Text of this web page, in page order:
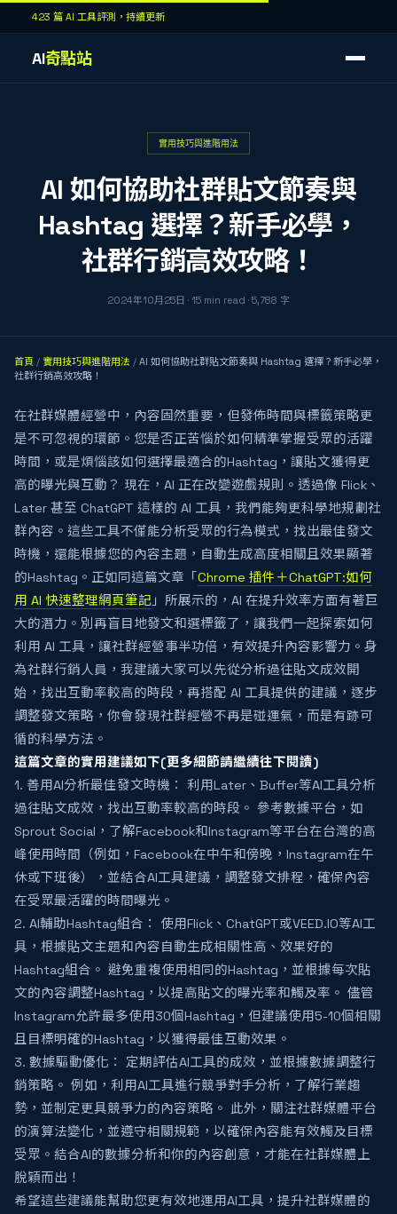
423 篇 AI 工具評測，持續更新
AI奇點站
實用技巧與進階用法
AI 如何協助社群貼文節奏與
Hashtag 選擇？新手必學，
社群行銷高效攻略！
2024年10月25日 · 15 min read · 5,788 字
首頁 / 實用技巧與進階用法 / AI 如何協助社群貼文節奏與 Hashtag 選擇？新手必學，
社群行銷高效攻略！
在社群媒體經營中，內容固然重要，但發佈時間與標籤策略更
是不可忽視的環節。您是否正苦惱於如何精準掌握受眾的活躍
時間，或是煩惱該如何選擇最適合的Hashtag，讓貼文獲得更
高的曝光與互動？ 現在，AI 正在改變遊戲規則。透過像 Flick、
Later 甚至 ChatGPT 這樣的 AI 工具，我們能夠更科學地規劃社
群內容。這些工具不僅能分析受眾的行為模式，找出最佳發文
時機，還能根據您的內容主題，自動生成高度相關且效果顯著
的Hashtag。正如同這篇文章「Chrome 插件＋ChatGPT:如何
用 AI 快速整理網頁筆記 」所展示的，AI 在提升效率方面有著巨
大的潛力。別再盲目地發文和選標籤了，讓我們一起探索如何
利用 AI 工具，讓社群經營事半功倍，有效提升內容影響力。身
為社群行銷人員，我建議大家可以先從分析過往貼文成效開
始，找出互動率較高的時段，再搭配 AI 工具提供的建議，逐步
調整發文策略，你會發現社群經營不再是碰運氣，而是有跡可
循的科學方法。
這篇文章的實用建議如下(更多細節請繼續往下閱讀)
1. 善用AI分析最佳發文時機： 利用Later、Buffer等AI工具分析
過往貼文成效，找出互動率較高的時段。 參考數據平台，如
Sprout Social，了解Facebook和Instagram等平台在台灣的高
峰使用時間（例如，Facebook在中午和傍晚，Instagram在午
休或下班後），並結合AI工具建議，調整發文排程，確保內容
在受眾最活躍的時間曝光。
2. AI輔助Hashtag組合： 使用Flick、ChatGPT或VEED.IO等AI工
具，根據貼文主題和內容自動生成相關性高、效果好的
Hashtag組合。 避免重複使用相同的Hashtag，並根據每次貼
文的內容調整Hashtag，以提高貼文的曝光率和觸及率。 儘管
Instagram允許最多使用30個Hashtag，但建議使用5-10個相關
且目標明確的Hashtag，以獲得最佳互動效果。
3. 數據驅動優化： 定期評估AI工具的成效，並根據數據調整行
銷策略。 例如，利用AI工具進行競爭對手分析，了解行業趨
勢，並制定更具競爭力的內容策略。 此外，關注社群媒體平台
的演算法變化，並遵守相關規範，以確保內容能有效觸及目標
受眾。結合AI的數據分析和你的內容創意，才能在社群媒體上
脫穎而出！
希望這些建議能幫助您更有效地運用AI工具，提升社群媒體的